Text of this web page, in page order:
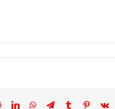
RedditLinkedInWhatsApp
TelegramTumblrPinterest
Vk